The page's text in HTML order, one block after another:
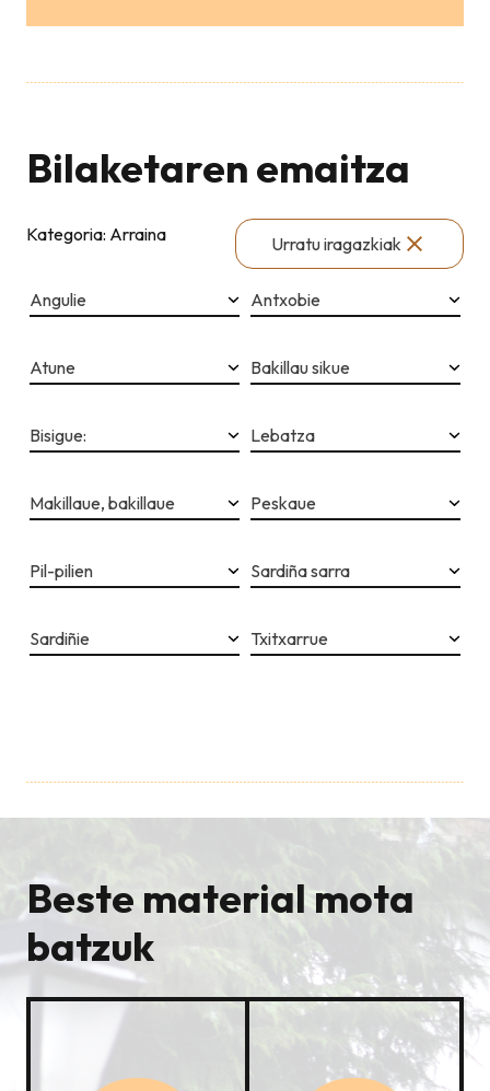
Bilaketaren emaitza
Kategoria: Arraina Urratu iragazkiak
Angulie Antxobie
Atune Bakillau sikue
Bisigue: Lebatza
Makillaue, bakillaue Peskaue
Pil-pilien Sardiña sarra
Sardiñie Txitxarrue
Beste material mota
batzuk